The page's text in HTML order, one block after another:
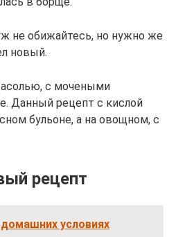
не обижайтесь, но нужно же
новый.
с мочеными
Данный рецепт с кислой
бульоне, а на овощном, с
рецепт
условиях